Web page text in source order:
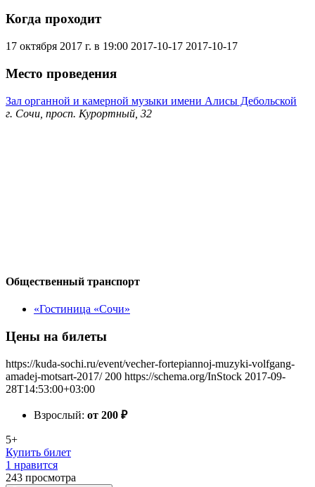
Когда проходит
17 октября 2017 г. в 19:00 2017-10-17 2017-10-17
Место проведения
Зал органной и камерной музыки имени Алисы Дебольской
г. Сочи, просп. Курортный, 32
Общественный транспорт
«Гостиница «Сочи»
Цены на билеты
https://kuda-sochi.ru/event/vecher-fortepiannoj-muzyki-volfgang-
amadej-motsart-2017/ 200 https://schema.org/InStock 2017-09-
28T14:53:00+03:00
Взрослый: от 200 ₽
5+
Купить билет
1 нравится
243 просмотра